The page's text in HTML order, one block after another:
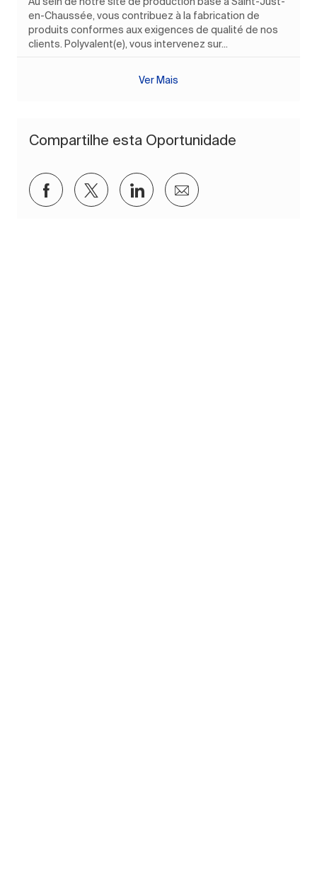
en-Chaussée, vous contribuez à la fabrication de
produits conformes aux exigences de qualité de nos
clients. Polyvalent(e), vous intervenez sur...
Ver Mais
Compartilhe esta Oportunidade
Compartilhar via Facebook
Compartilhar via twitter
Compartilhar via LinkedIn
Compartilhar por